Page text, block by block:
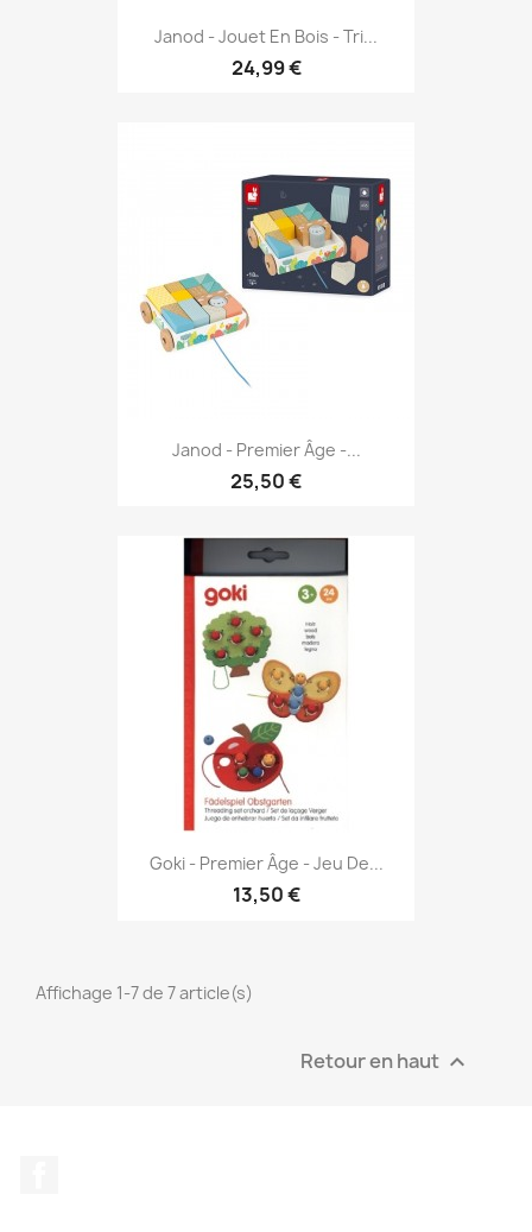
Janod - Jouet En Bois - Tri...
24,99 €
Janod - Premier Âge -...
25,50 €
Goki - Premier Âge - Jeu De...
13,50 €
Affichage 1-7 de 7 article(s)
Retour en haut 